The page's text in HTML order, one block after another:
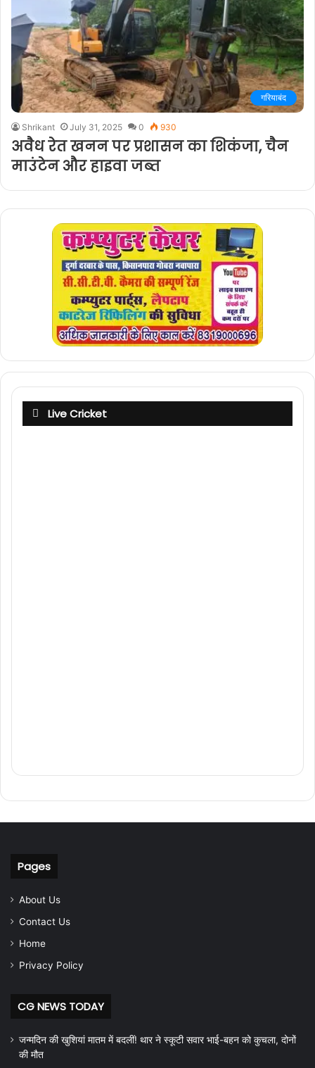
गरियाबंद
Shrikant July 31, 2025 0 930
अवैध रेत खनन पर प्रशासन का शिकंजा, चैन
माउंटेन और हाइवा जब्त
Live Cricket
Pages
About Us
Contact Us
Home
Privacy Policy
CG NEWS TODAY
जन्मदिन की खुशियां मातम में बदलीं! थार ने स्कूटी सवार भाई-बहन को कुचला, दोनों
की मौत